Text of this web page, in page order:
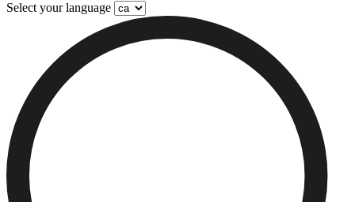
Select your language